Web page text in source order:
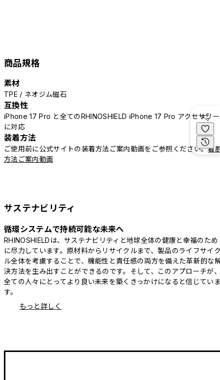
商品規格
素材
TPE / ネオジム磁石
互換性
iPhone 17 Pro と全てのRHINOSHIELD iPhone 17 Pro アクセサリー
に対応
装着方法
ご使用前に公式サイトの装着方法ご案内動画をご参照ください。着
方法ご案内動画
サステナビリティ
循環システムで持続可能な未来へ
RHINOSHIELDは、サステナビリティと地球全体の健康と幸福のため
に尽力しています。原材料からリサイクルまで、製品のライフサイ
ル全体を考慮することで、機能性と責任感の両方を備えた革新的な
決方法を生み出すことができるのです。そして、このアプローチが
全ての人々にとってより良い未来を築くきっかけになると信じてい
す。
もっと詳しく